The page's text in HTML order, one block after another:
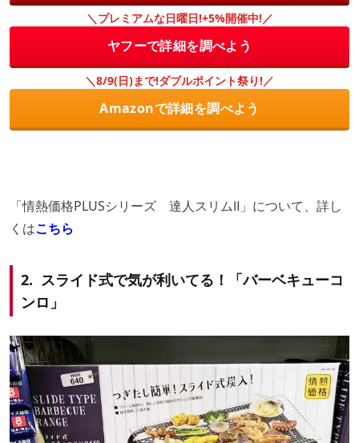
＼プレミアムな日曜日!+5%開催中!／
ヤフーで詳細を調べよう
＼8/9(日)まで!ダブルポイント祭り!／
Amazonで詳細を調べよう
「情熱価格PLUSシリーズ 達人スリムⅡ」について、詳し
くはこちら
2. スライド式で気が利いてる！「バーベキューコ
ンロ」